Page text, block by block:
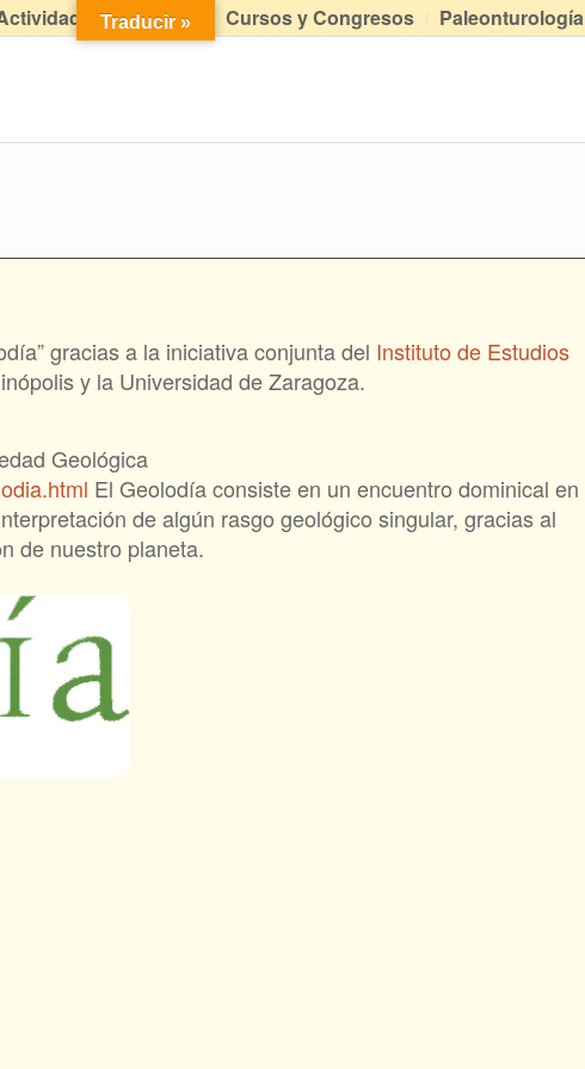
didácticas Cursos y Congresos Paleonturología
gracias a la iniciativa conjunta del Instituto de Estudios
y la Universidad de Zaragoza.
Geológica
El Geolodía consiste en un encuentro dominical en
de algún rasgo geológico singular, gracias al
de nuestro planeta.
Traducir »